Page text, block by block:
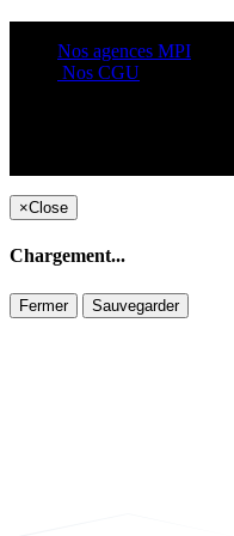
Nos agences MPI
Nos CGU
×Close
Chargement...
Fermer Sauvegarder